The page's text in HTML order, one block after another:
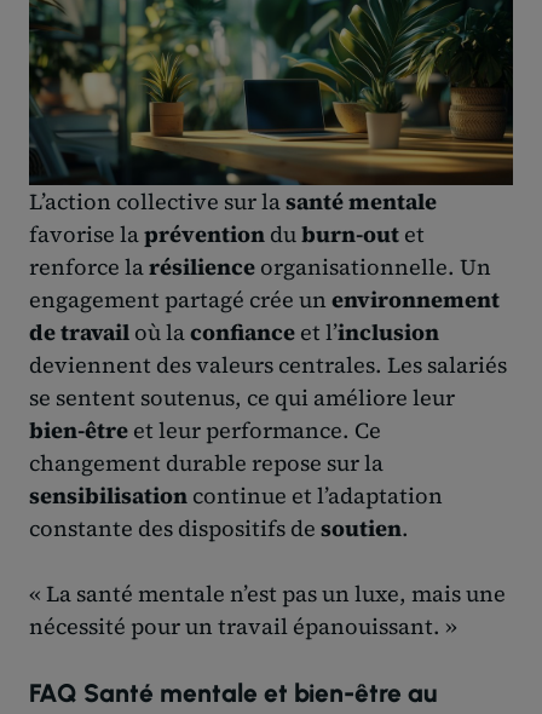
L’action collective sur lasanté mentale
favorise laprévention duburn-out et
renforce larésilience organisationnelle. Un
engagement partagé crée un environnement
de travail où laconfiance et l’inclusion
deviennent des valeurs centrales. Les salariés
se sentent soutenus, ce qui améliore leur
bien-être et leur performance. Ce
changement durable repose sur la
sensibilisation continue et l’adaptation
constante des dispositifs de soutien.
« La santé mentale n’est pas un luxe, mais une
nécessité pour un travail épanouissant. »
FAQ Santé mentale et bien-être au